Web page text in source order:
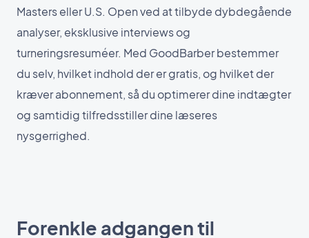
Masters eller U.S. Open ved at tilbyde dybdegående
analyser, eksklusive interviews og
turneringsresuméer. Med GoodBarber bestemmer
du selv, hvilket indhold der er gratis, og hvilket der
kræver abonnement, så du optimerer dine indtægter
og samtidig tilfredsstiller dine læseres
nysgerrighed.
Forenkle adgangen til